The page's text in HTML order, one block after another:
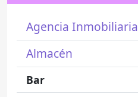
Agencia Inmobiliaria
Almacén
Bar